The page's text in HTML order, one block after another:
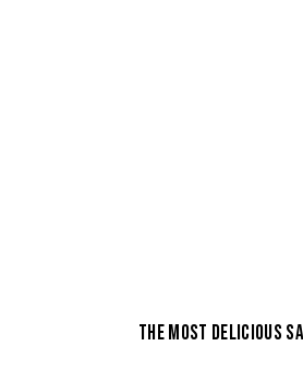
THE MOST DELICIOUS